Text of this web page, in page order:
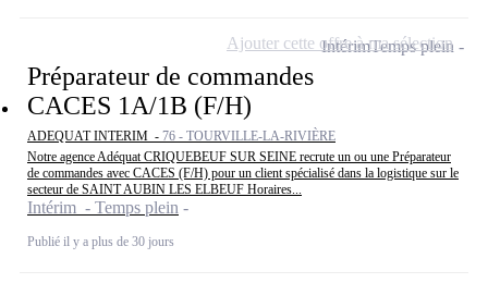
Préparateur de commandes
CACES 1A/1B (F/H)
ADEQUAT INTERIM - 76 - TOURVILLE-LA-RIVIÈRE
Notre agence Adéquat CRIQUEBEUF SUR SEINE recrute un ou une Préparateur
de commandes avec CACES (F/H) pour un client spécialisé dans la logistique sur le
secteur de SAINT AUBIN LES ELBEUF Horaires...
Intérim - Temps plein
Publié il y a plus de 30 jours
IntérimTemps plein
Ajouter cette offre à ma sélection